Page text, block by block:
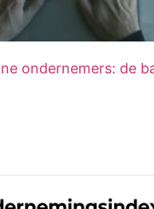
ondernemers: de